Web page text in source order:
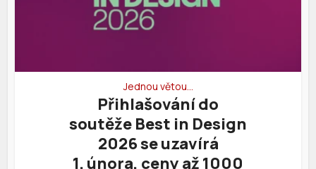
Jednou větou…
Přihlašování do
soutěže Best in Design
2026 se uzavírá
1. února, ceny až 1000